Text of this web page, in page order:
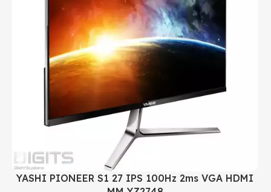
YASHI PIONEER S1 27 IPS 100Hz 2ms VGA HDMI